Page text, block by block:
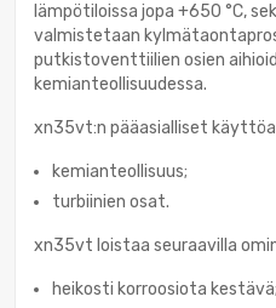
lämpötiloissa jopa +650 °C,
valmistetaan
putkistoventtiilien osien
kemianteollisuudessa.
xn35vt:n pääasialliset
kemianteollisuus;
turbiinien osat.
xn35vt loistaa seuraavilla
heikosti korroosiota kestävä;